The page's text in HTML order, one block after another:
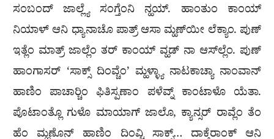
ಸಂಬಂದ್ ಜಾಲ್ಲ್ಯೆ ಸಂಗ್ತೆಂನಿ ನ್ಹಯ್. ಹಾಂತುಂ ಕಾಂಯ್
ನಿಯಾಳ್ ಆನಿ ಧ್ಯಾನಾಚೊ ಪಾತ್ರ್ ಆಸಾ ಮ್ಹಣ್‌ಯೀ ಲೆಕ್ಯಾಂ. ಪುಣ್
ಇತ್ಲೆಂ ಮಾತ್ರ್ ಜಾಲ್ಲೆಂ ತರ್ ಕಾಂಯ್ ವ್ಹಡ್ ನಾ ಆಸ್‌ಲ್ಲೆಂ. ಪುಣ್
ಹಾಂಗಾಸರ್ ‘ಸಾಕ್ಸ್ ದಿಂವ್ಚೆಂ’ ಮ್ಹಳ್ಳ್ಯಾ ನಾಟಕಾಚ್ಯಾ ನಾಂವಾನ್
ಹಾಣಿಂ ಪಾಚಾರ‍್ಚಿಂ ಫಿತಿಸ್ಪಣಾಂ ಪಳೆವ್ನ್ ಕಾಂಟಾಳೊ ಯೆತಾ.
ಪೊಟಾಂತ್ಲೊ ಗುಳೊ ಮಾಯಾಗ್ ಜಾಲೊ, ಕ್ಯಾನ್ಸರ್ ರಾವ್ಲೆಂ ತೆಂ
ಹೆಂ ಮ್ಹಣೊನ್ ಹಾಣಿಂ ದಿಂವ್ಚಿ ಸಾಕ್ಸ್… ದಾಕ್ತೆರಾಂಕ್ ಆನಿ